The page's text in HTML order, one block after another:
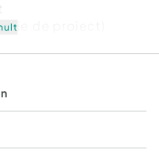
de proiect)
dezvoltare